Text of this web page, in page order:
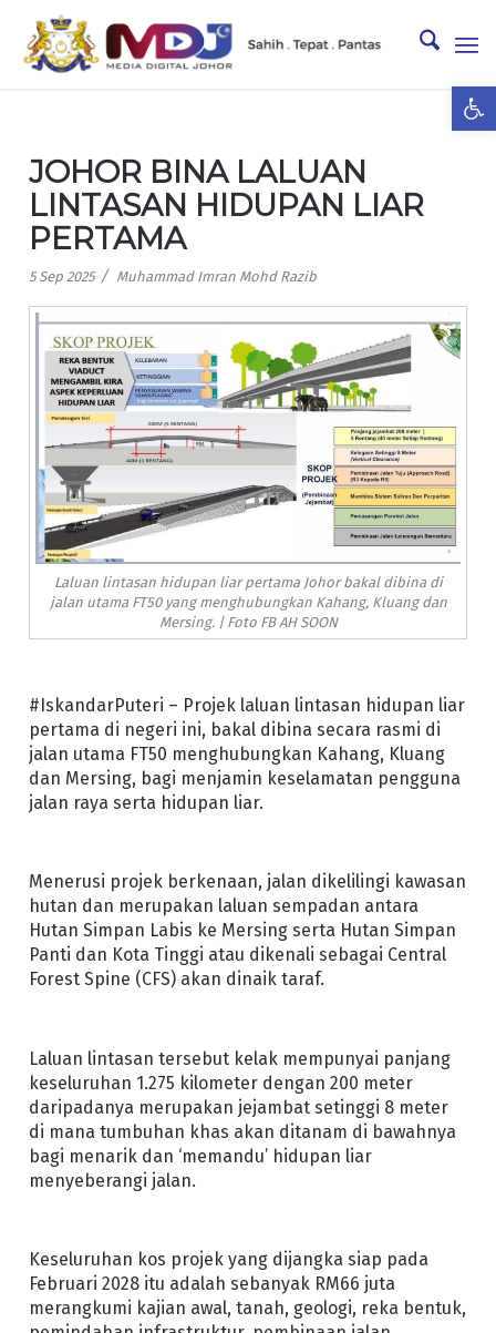
JOHOR BINA LALUAN
LINTASAN HIDUPAN LIAR
PERTAMA
5 Sep 2025 / Muhammad Imran Mohd Razib
Laluan lintasan hidupan liar pertama Johor bakal dibina di
jalan utama FT50 yang menghubungkan Kahang, Kluang dan
Mersing. | Foto FB AH SOON
#IskandarPuteri – Projek laluan lintasan hidupan liar
pertama di negeri ini, bakal dibina secara rasmi di
jalan utama FT50 menghubungkan Kahang, Kluang
dan Mersing, bagi menjamin keselamatan pengguna
jalan raya serta hidupan liar.
Menerusi projek berkenaan, jalan dikelilingi kawasan
hutan dan merupakan laluan sempadan antara
Hutan Simpan Labis ke Mersing serta Hutan Simpan
Panti dan Kota Tinggi atau dikenali sebagai Central
Forest Spine (CFS) akan dinaik taraf.
Laluan lintasan tersebut kelak mempunyai panjang
keseluruhan 1.275 kilometer dengan 200 meter
daripadanya merupakan jejambat setinggi 8 meter
di mana tumbuhan khas akan ditanam di bawahnya
bagi menarik dan ‘memandu’ hidupan liar
menyeberangi jalan.
Keseluruhan kos projek yang dijangka siap pada
Februari 2028 itu adalah sebanyak RM66 juta
merangkumi kajian awal, tanah, geologi, reka bentuk,